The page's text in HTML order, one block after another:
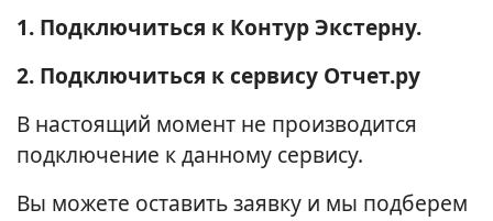
1. Подключиться к Контур Экстерну.
2. Подключиться к сервису Отчет.ру
В настоящий момент не производится
подключение к данному сервису.
Вы можете оставить заявку и мы подберем